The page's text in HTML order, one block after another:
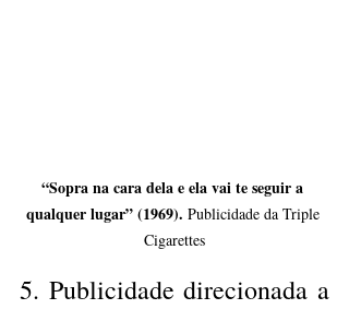
“Sopra na cara dela e ela vai te seguir a
qualquer lugar” (1969). Publicidade da Triple
Cigarettes
5. Publicidade direcionada a